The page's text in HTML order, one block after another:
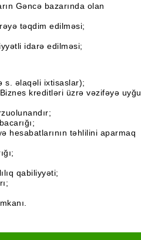
Gəncə bazarında olan
təqdim edilməsi;
idarə edilməsi;
s. əlaqəli ixtisaslar);
kreditləri üzrə vəzifəyə
hesabatlarının təhlilini aparmaq
qabiliyyəti;